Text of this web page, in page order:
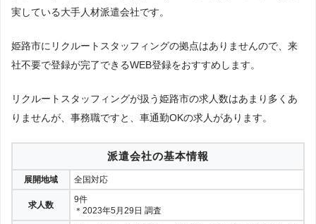
実している大手人材派遣会社です。
姫路市にリクルートスタッフィングの拠点はありませんので、来
社不要で登録が完了できるWEB登録をおすすめします。
リクルートスタッフィングが扱う姫路市の求人数はあまり多くあ
りませんが、事務職ですと、車通勤OKの求人があります。
派遣会社の基本情報
展開地域 全国対応
求人数
9件
＊2023年5月29日 調査